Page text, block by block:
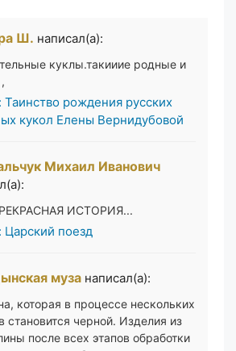
Ш. написал(а):
куклы.такииие родные и
Таинство рождения русских
кукол Елены Вернидубовой
Михаил Иванович
ИСТОРИЯ...
Царский поезд
муза написал(а):
которая в процессе нескольких
становится черной. Изделия из
после всех этапов обработки